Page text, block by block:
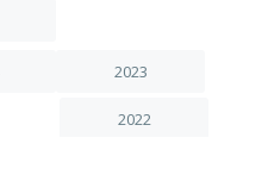
2023
2022